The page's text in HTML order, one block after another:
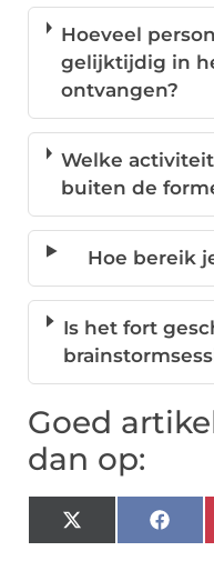
Hoeveel
gelijktijdig in
ontvangen?
Welke
buiten de
Hoe bereik
Is het fort
Goed
dan op:
X
(Twitter)